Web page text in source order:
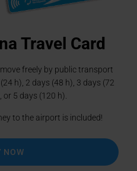
Go to 1
Go to 2
Go to 3
Go to 4
Travel Card
freely by public transport
h), 2 days (48 h), 3 days (72
or 5 days (120 h).
to the airport is included!
NOW